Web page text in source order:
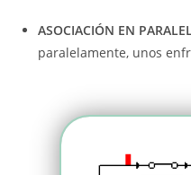
ASOCIACIÓN EN
paralelamente, unos